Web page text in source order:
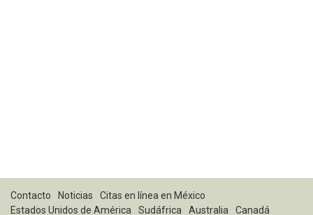
Contacto Noticias
Citas en línea en México
Estados Unidos de América
Sudáfrica Australia Canadá